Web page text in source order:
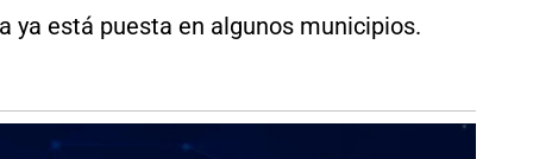
ya está puesta en algunos municipios.